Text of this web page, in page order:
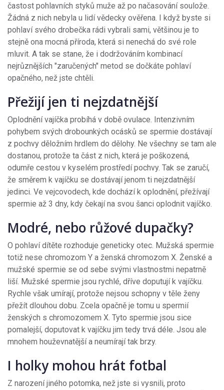
častost pohlavních styků muže až po načasování soulože.
Žádná z nich nebyla u lidí vědecky ověřena. I když byste si
pohlaví svého drobečka rádi vybrali sami, většinou je to
stejně ona mocná příroda, která si nenechá do své role
mluvit. A tak se stane, že i dodržováním kombinací
nejrůznějších "zaručených" metod se dočkáte pohlaví
opačného, než jste chtěli.
Přežijí jen ti nejzdatnější
Oplodnění vajíčka probíhá v době ovulace. Intenzivním
pohybem svých drobounkých ocásků se spermie dostávají
z pochvy děložním hrdlem do dělohy. Ne všechny se tam ale
dostanou, protože ta část z nich, která je poškozená,
odumře cestou v kyselém prostředí pochvy. Tak se zaručí,
že směrem k vajíčku se dostávají jenom ti nejzdatnější
jedinci. Ve vejcovodech, kde dochází k oplodnění, přežívají
spermie až 3 dny, kdy čekají na svou šanci oplodnit vajíčko.
Modré, nebo růžové dupačky?
O pohlaví dítěte rozhoduje geneticky otec. Mužská spermie
totiž nese chromozom Y a ženská chromozom X. Ženské a
mužské spermie se od sebe svými vlastnostmi nepatrně
liší. Mužské spermie jsou rychlé, dříve doputují k vajíčku.
Rychle však umírají, protože nejsou schopny v těle ženy
přežít dlouhou dobu. Zcela opačně je tomu u spermií
ženských s chromozomem X. Tyto spermie jsou sice
pomalejší, doputovat k vajíčku jim tedy trvá déle. Jsou ale
mnohem houževnatější a neumírají tak brzy.
I holky mohou hrát fotbal
Z narození jiného potomka, než jste si vysnili, proto